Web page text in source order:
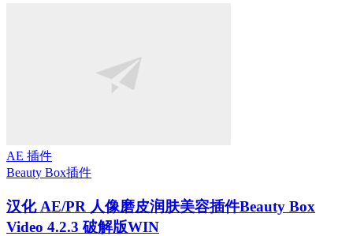
AE 插件
Beauty Box插件
汉化 AE/PR 人像磨皮润肤美容插件Beauty Box
Video 4.2.3 破解版WIN